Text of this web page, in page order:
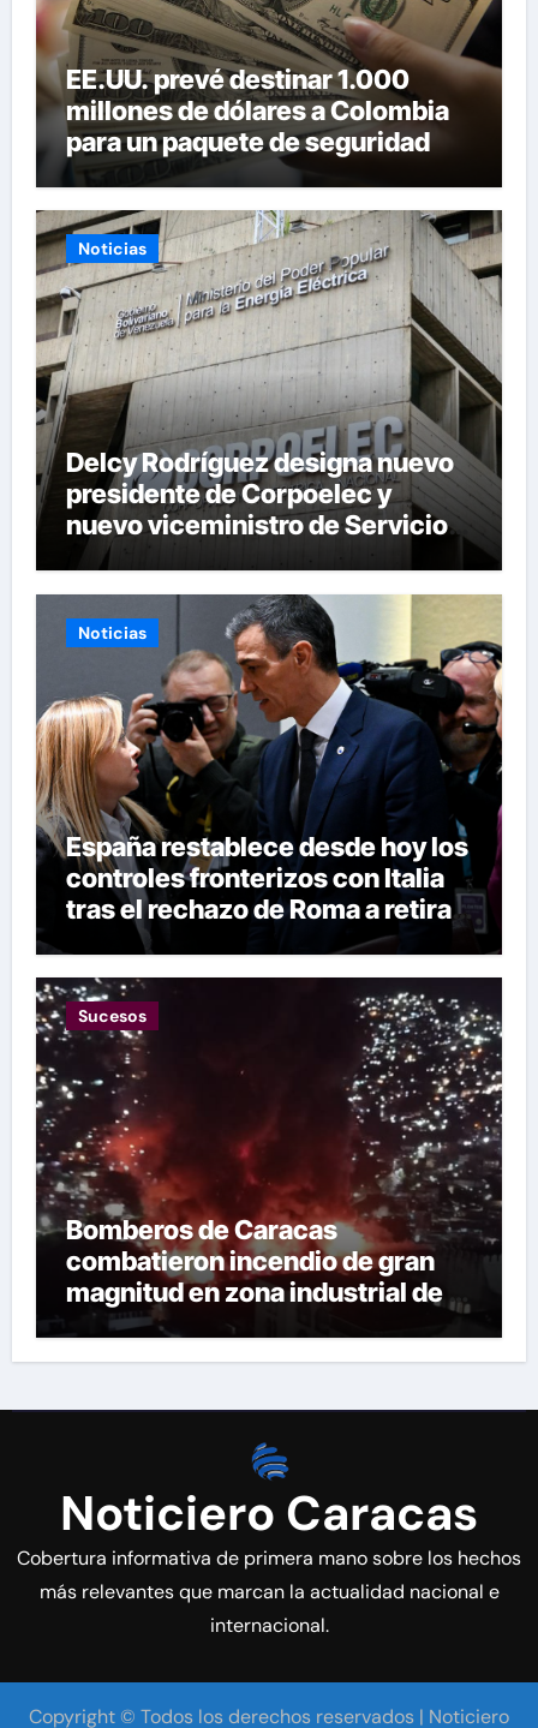
EE.UU. prevé destinar 1.000
millones de dólares a Colombia
para un paquete de seguridad
Noticias
Delcy Rodríguez designa nuevo
presidente de Corpoelec y
nuevo viceministro de Servicios
Eléctricos
Noticias
España restablece desde hoy los
controles fronterizos con Italia
tras el rechazo de Roma a retirar
las restricciones
Sucesos
Bomberos de Caracas
combatieron incendio de gran
magnitud en zona industrial de El
Llanito
Noticiero Caracas
Cobertura informativa de primera mano sobre los hechos
más relevantes que marcan la actualidad nacional e
internacional.
Copyright © Todos los derechos reservados | Noticiero